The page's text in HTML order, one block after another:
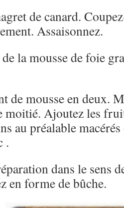
de canard.
Assaisonnez.
la mousse de foie
de mousse en deux.
moitié. Ajoutez les
au préalable
.
dans le sens
en forme de bûche.